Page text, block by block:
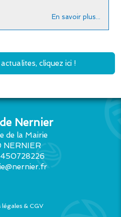
En savoir plus...
cliquez ici !
Nernier
de la Mairie
NERNIER
& CGV